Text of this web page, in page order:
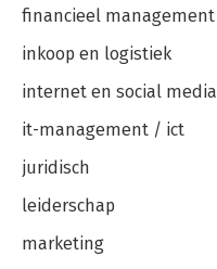
financieel management
inkoop en logistiek
internet en social media
it-management / ict
juridisch
leiderschap
marketing